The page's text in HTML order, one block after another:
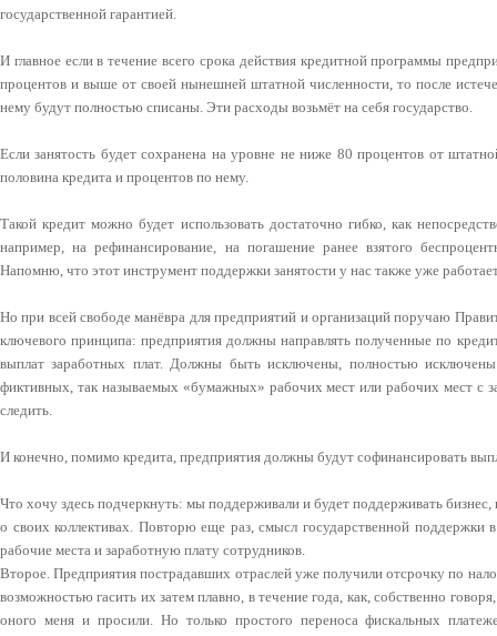
государственной гарантией.
И главное если в течение всего срока действия кредитной программы
процентов и выше от своей нынешней штатной численности, то после
нему будут полностью списаны. Эти расходы возьмёт на себя государство.
Если занятость будет сохранена на уровне не ниже 80 процентов от
половина кредита и процентов по нему.
Такой кредит можно будет использовать достаточно гибко, как
например, на рефинансирование, на погашение ранее взятого
Напомню, что этот инструмент поддержки занятости у нас также уже
Но при всей свободе манёвра для предприятий и организаций поручаю
ключевого принципа: предприятия должны направлять полученные по
выплат заработных плат. Должны быть исключены, полностью
фиктивных, так называемых «бумажных» рабочих мест или рабочих мест с
следить.
И конечно, помимо кредита, предприятия должны будут софинансировать
Что хочу здесь подчеркнуть: мы поддерживали и будет поддерживать
о своих коллективах. Повторю еще раз, смысл государственной поддержки
рабочие места и заработную плату сотрудников.
Второе. Предприятия пострадавших отраслей уже получили отсрочку по
возможностью гасить их затем плавно, в течение года, как, собственно
оного меня и просили. Но только простого переноса фискальных